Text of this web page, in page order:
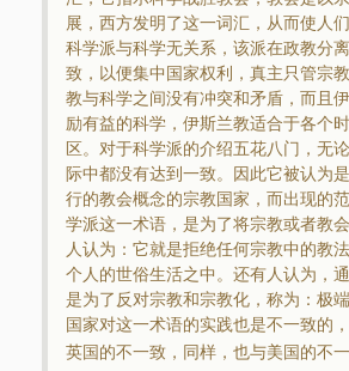
展，西方发明了这一词汇，从而使人
科学派与科学无关系，该派在政教分
致，以便集中国家权利，真主只管宗
教与科学之间没有冲突和矛盾，而且
励有益的科学，伊斯兰教适合于各个
区。对于科学派的介绍五花八门，无
际中都没有达到一致。因此它被认为
行的教会概念的宗教国家，而出现的
学派这一术语，是为了将宗教或者教
人认为：它就是拒绝任何宗教中的教
个人的世俗生活之中。还有人认为，
是为了反对宗教和宗教化，称为：极
国家对这一术语的实践也是不一致的
英国的不一致，同样，也与美国的不一